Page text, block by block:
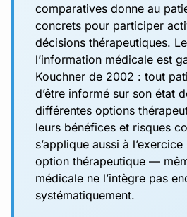
comparatives donne au
concrets pour participer
décisions thérapeutiques.
l’information médicale est
Kouchner de 2002 : tout
d’être informé sur son état
différentes options
leurs bénéfices et risques
s’applique aussi à
option thérapeutique —
médicale ne l’intègre pas
systématiquement.